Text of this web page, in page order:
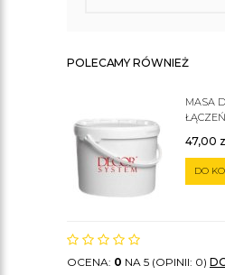
POLECAMY RÓWNIEŻ
MASA
47,00
DO
OCENA: 0 NA 5 (OPINII: 0)